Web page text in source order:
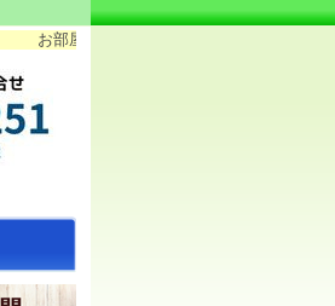
お部屋情報日々更新中♪ 気になったらお気軽